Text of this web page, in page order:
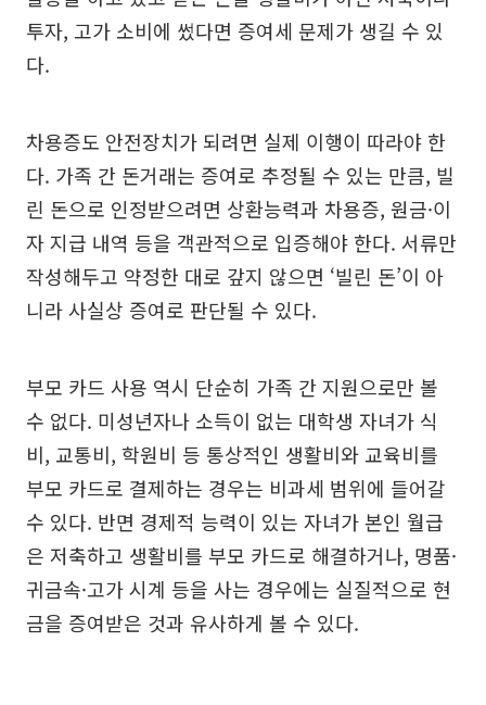
투자, 고가 소비에 썼다면 증여세 문제가 생길 수 있
다.
차용증도 안전장치가 되려면 실제 이행이 따라야 한
다. 가족 간 돈거래는 증여로 추정될 수 있는 만큼, 빌
린 돈으로 인정받으려면 상환능력과 차용증, 원금·이
자 지급 내역 등을 객관적으로 입증해야 한다. 서류만
작성해두고 약정한 대로 갚지 않으면 ‘빌린 돈’이 아
니라 사실상 증여로 판단될 수 있다.
부모 카드 사용 역시 단순히 가족 간 지원으로만 볼
수 없다. 미성년자나 소득이 없는 대학생 자녀가 식
비, 교통비, 학원비 등 통상적인 생활비와 교육비를
부모 카드로 결제하는 경우는 비과세 범위에 들어갈
수 있다. 반면 경제적 능력이 있는 자녀가 본인 월급
은 저축하고 생활비를 부모 카드로 해결하거나, 명품·
귀금속·고가 시계 등을 사는 경우에는 실질적으로 현
금을 증여받은 것과 유사하게 볼 수 있다.